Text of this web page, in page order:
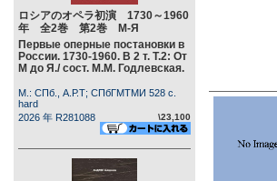
ロシアのオペラ初演 1730～1960
年 全2巻 第2巻 М-Я
Первые оперные постановки в
России. 1730-1960. В 2 т. Т.2: От
М до Я./ сост. М.М. Годлевская.
М.: СПб., А.Р.Т; СПбГМТМИ 528 c.
hard
2026 年 R281088
\23,100